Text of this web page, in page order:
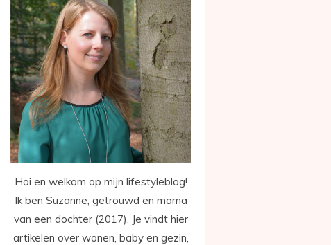
Hoi en welkom op mijn lifestyleblog!
Ik ben Suzanne, getrouwd en mama
van een dochter (2017). Je vindt hier
artikelen over wonen, baby en gezin,